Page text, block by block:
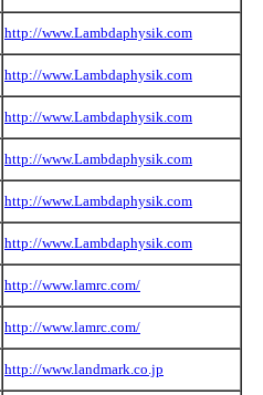
http://www.Lambdaphysik.com
http://www.Lambdaphysik.com
http://www.Lambdaphysik.com
http://www.Lambdaphysik.com
http://www.Lambdaphysik.com
http://www.Lambdaphysik.com
http://www.lamrc.com/
http://www.lamrc.com/
http://www.landmark.co.jp